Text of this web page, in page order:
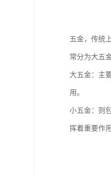
五金，传统
常分为大五
大五金：主
用。
小五金：则
挥着重要作用